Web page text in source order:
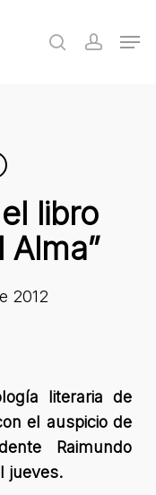
search
libro
Alma”
2012
literaria de
el auspicio de
Raimundo
jueves.